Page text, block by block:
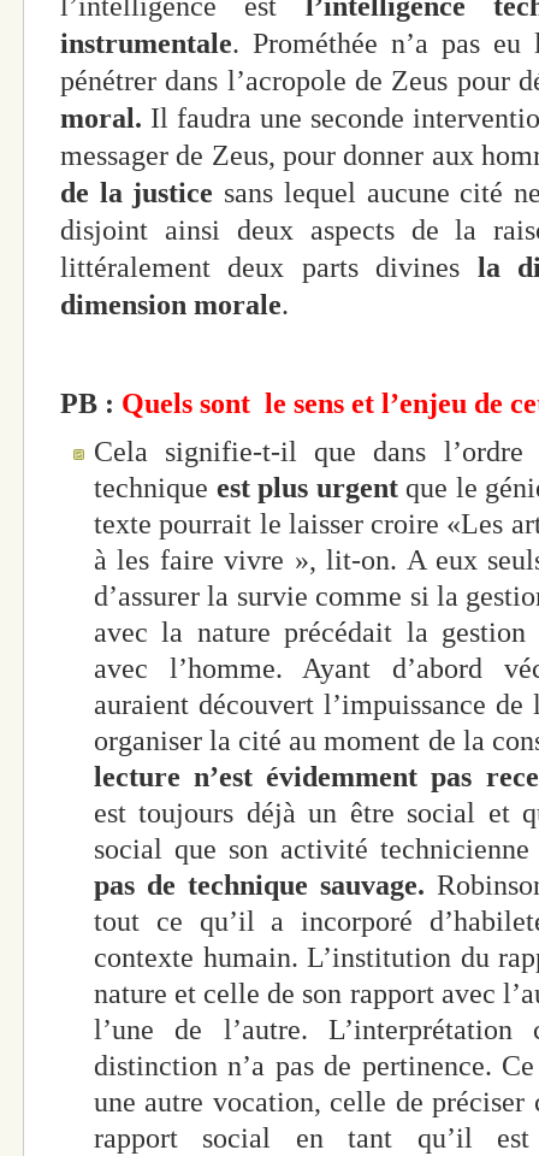
instrumentale. Prométhée n’a pas
pénétrer dans l’acropole de Zeus pour
moral. Il faudra une seconde
messager de Zeus, pour donner aux
de la justice sans lequel aucune cité
disjoint ainsi deux aspects de la
littéralement deux parts divines la
dimension morale.
PB : Quels sont le sens et l’enjeu de
Cela signifie-t-il que dans l’ordre
technique est plus urgentque le
texte pourrait le laisser croire «Les
à les faire vivre », lit-on. A eux
d’assurer la survie comme si la
avec la nature précédait la
avec l’homme. Ayant d’abord
auraient découvert l’impuissance
organiser la cité au moment de la
lecture n’est évidemment pas
est toujours déjà un être social et
social que son activité
pas de technique sauvage.
tout ce qu’il a incorporé
contexte humain. L’institution du
nature et celle de son rapport avec
l’une de l’autre. L’interprétation
distinction n’a pas de pertinence.
une autre vocation, celle de
rapport social en tant qu’il